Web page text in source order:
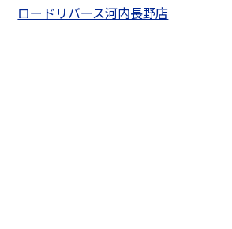
ロードリバース河内長野店